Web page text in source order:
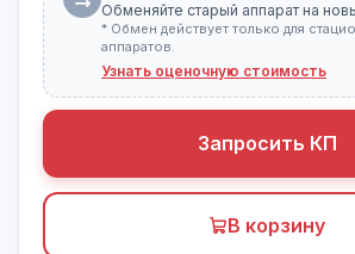
Обменяйте старый аппарат на
* Обмен действует только для
аппаратов.
Узнать оценочную стоимость
Запросить КП
В корзину